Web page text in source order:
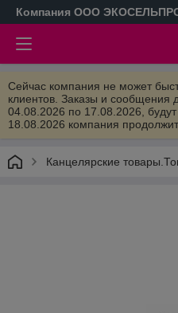
Компания ООО
Сейчас компания не может
клиентов. Заказы и сообщения
04.08.2026 по 17.08.2026,
18.08.2026 компания
Канцелярские